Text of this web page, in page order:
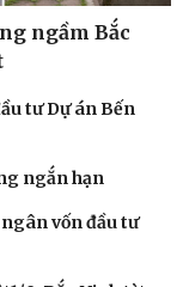
ngầm Bắc
tư Dự án Bến
ngắn hạn
vốn đầu tư